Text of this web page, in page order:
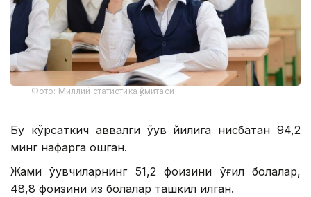
Фото: Миллий статистика қўмитаси
Бу кўрсаткич аввалги ўқув йилига нисбатан 94,2
минг нафарга ошган.
Жами ўқувчиларнинг 51,2 фоизини ўғил болалар,
48,8 фоизини қиз болалар ташкил қилган.